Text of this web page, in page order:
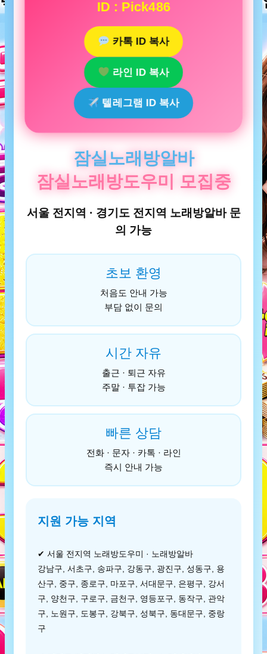
ID : Pick486
카톡 ID 복사
라인 ID 복사
텔레그램 ID 복사
잠실노래방알바
잠실노래방도우미 모집중
서울 전지역 · 경기도 전지역 노래방알바 문
의 가능
초보 환영
처음도 안내 가능
부담 없이 문의
시간 자유
출근 · 퇴근 자유
주말 · 투잡 가능
빠른 상담
전화 · 문자 · 카톡 · 라인
즉시 안내 가능
지원 가능 지역
✔ 서울 전지역 노래방도우미 · 노래방알바
강남구, 서초구, 송파구, 강동구, 광진구, 성동구, 용
산구, 중구, 종로구, 마포구, 서대문구, 은평구, 강서
구, 양천구, 구로구, 금천구, 영등포구, 동작구, 관악
구, 노원구, 도봉구, 강북구, 성북구, 동대문구, 중랑
구